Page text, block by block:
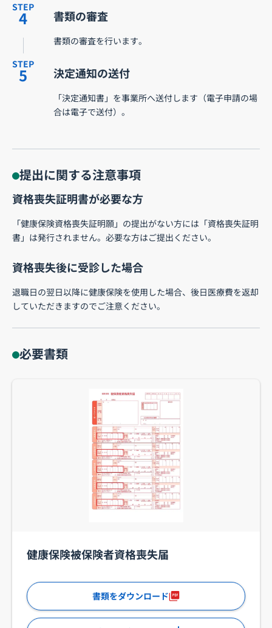
STEP
4 書類の審査
書類の審査を行います。
STEP
5 決定通知の送付
「決定通知書」を事業所へ送付します（電子申請の場
合は電子で送付）。
提出に関する注意事項
資格喪失証明書が必要な方
「健康保険資格喪失証明願」の提出がない方には「資格喪失証明
書」は発行されません。必要な方はご提出ください。
資格喪失後に受診した場合
退職日の翌日以降に健康保険を使用した場合、後日医療費を返却
していただきますのでご注意ください。
必要書類
健康保険被保険者資格喪失届
書類をダウンロード